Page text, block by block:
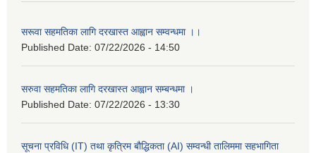
सरूवा सहमतिका लागि दरखास्त आह्वान सम्वन्धमा ।।
Published Date: 07/22/2026 - 14:50
सरुवा सहमतिका लागि दरखास्त आह्वान सम्बन्धमा ।
Published Date: 07/22/2026 - 13:30
सूचना प्रविधि (IT) तथा कृत्रिम बौद्धिकता (AI) सम्वन्धी तालिममा सहभागिता